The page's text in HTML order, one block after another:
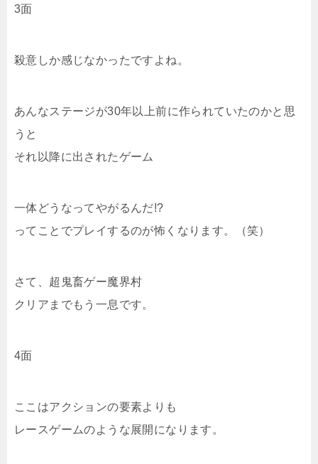
3面
殺意しか感じなかったですよね。
あんなステージが30年以上前に作られていたのかと思
うと
それ以降に出されたゲーム
一体どうなってやがるんだ!?
ってことでプレイするのが怖くなります。（笑）
さて、超鬼畜ゲー魔界村
クリアまでもう一息です。
4面
ここはアクションの要素よりも
レースゲームのような展開になります。